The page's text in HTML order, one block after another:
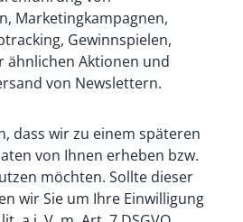
Marketingkampagnen,
Gewinnspielen,
ähnlichen Aktionen und
von Newslettern.
dass wir zu einem späteren
von Ihnen erheben bzw.
möchten. Sollte dieser
wir Sie um Ihre Einwilligung